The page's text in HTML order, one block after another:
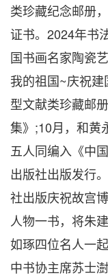
类珍藏纪念邮册
证书。2024年书
国书画名家陶瓷
我的祖国~庆祝
型文献类珍藏邮
集》;10月，和黄
五人同编入《中
出版社出版发行
社出版庆祝故宫
人物一书，将朱
如琢四位名人一
中书协主席苏士